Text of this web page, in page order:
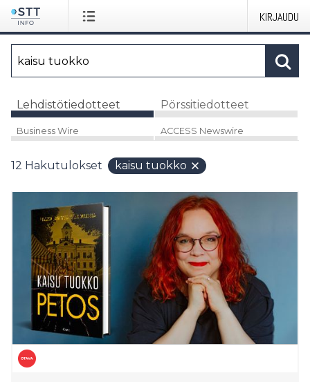
KIRJAUDU
Lehdistötiedotteet Pörssitiedotteet
Business Wire ACCESS Newswire
12 Hakutulokset kaisu tuokko